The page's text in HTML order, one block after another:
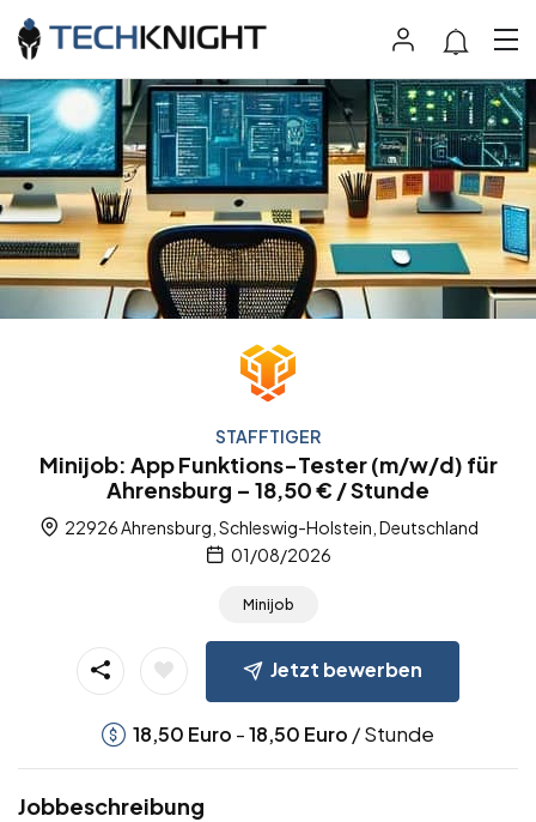
STAFFTIGER
Minijob: App Funktions-Tester (m/w/d) für
Ahrensburg – 18,50 € / Stunde
22926 Ahrensburg, Schleswig-Holstein, Deutschland
01/08/2026
Minijob
Jetzt bewerben
18,50 Euro -18,50 Euro / Stunde
Jobbeschreibung